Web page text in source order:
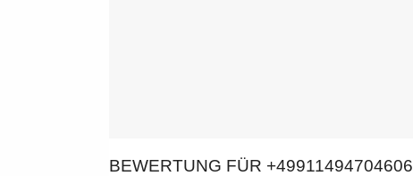
BEWERTUNG FÜR +49911494704606